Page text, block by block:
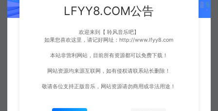
LFYY8.COM公告
欢迎来到【 聆风音乐吧】
如果您喜欢这里，请记好网址：http://www.lfyy8.com
本站非营利网站，目前所有资源都可以免费下载！
网站资源均来源互联网，如有侵权请联系站长删除！
敬请各位支持正版音乐，网站资源请勿商用或非法用途！